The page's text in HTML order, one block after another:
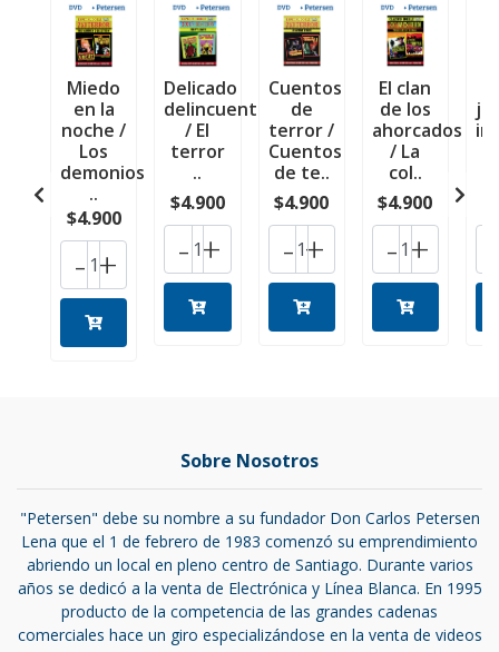
Miedo
en la
noche /
Los
demonios
..
$4.900
+
-
Delicado
delincuente
/ El
terror
..
$4.900
+
-
Cuentos
de
terror /
Cuentos
de te..
$4.900
+
-
El clan
de los
ahorcados
/ La
col..
$4.900
+
-
Sobre Nosotros
"Petersen" debe su nombre a su fundador Don Carlos Petersen
Lena que el 1 de febrero de 1983 comenzó su emprendimiento
abriendo un local en pleno centro de Santiago. Durante varios
años se dedicó a la venta de Electrónica y Línea Blanca. En 1995
producto de la competencia de las grandes cadenas
comerciales hace un giro especializándose en la venta de videos